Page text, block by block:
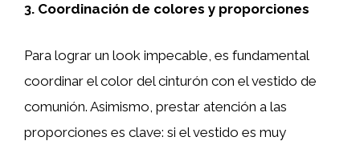
3. Coordinación de colores y proporciones
Para lograr un look impecable, es fundamental
coordinar el color del cinturón con el vestido de
comunión. Asimismo, prestar atención a las
proporciones es clave: si el vestido es muy